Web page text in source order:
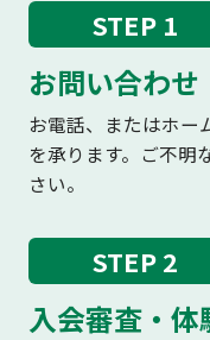
STEP 1
お問い合わせ
お電話、またはホー
を承ります。ご不明
さい。
STEP 2
入会審査・体